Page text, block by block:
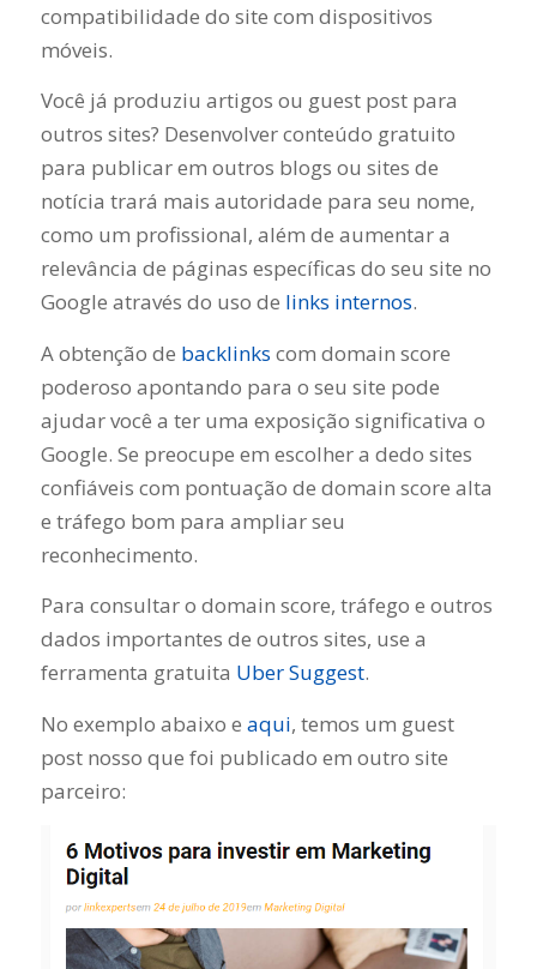
compatibilidade do site com dispositivos
móveis.
Você já produziu artigos ou guest post para
outros sites? Desenvolver conteúdo gratuito
para publicar em outros blogs ou sites de
notícia trará mais autoridade para seu nome,
como um profissional, além de aumentar a
relevância de páginas específicas do seu site no
Google através do uso de links internos.
A obtenção de backlinks com domain score
poderoso apontando para o seu site pode
ajudar você a ter uma exposição significativa o
Google. Se preocupe em escolher a dedo sites
confiáveis com pontuação de domain score alta
e tráfego bom para ampliar seu
reconhecimento.
Para consultar o domain score, tráfego e outros
dados importantes de outros sites, use a
ferramenta gratuita Uber Suggest.
No exemplo abaixo e aqui, temos um guest
post nosso que foi publicado em outro site
parceiro: